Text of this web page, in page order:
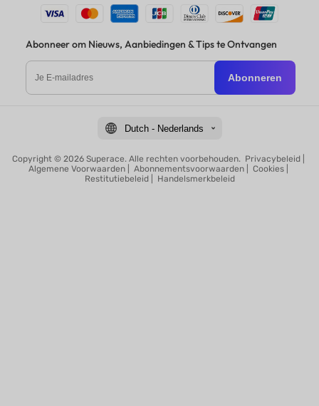
Abonneer om Nieuws, Aanbiedingen & Tips te Ontvangen
Abonneren
Dutch - Nederlands
Copyright © 2026 Superace. Alle rechten voorbehouden. Privacybeleid
Algemene Voorwaarden
Abonnementsvoorwaarden Cookies
Restitutiebeleid
Handelsmerkbeleid